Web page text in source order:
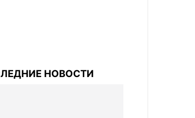
НОВОСТИ